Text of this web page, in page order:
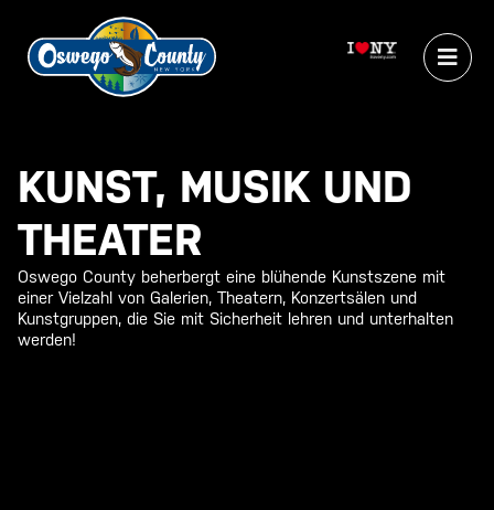
KUNST, MUSIK UND
THEATER
Oswego County beherbergt eine blühende Kunstszene mit
einer Vielzahl von Galerien, Theatern, Konzertsälen und
Kunstgruppen, die Sie mit Sicherheit lehren und unterhalten
werden!